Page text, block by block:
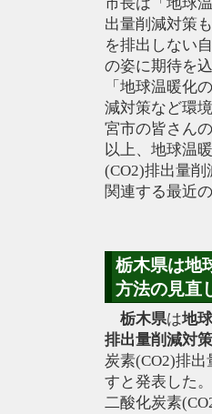
出量削減対策
を排出しない
の姿に期待を
「地球温暖化
減対策など環
宮市の皆さん
以上、地球温
(CO2)排出量
関連する最近
栃木県は地
方法の見直
栃木県は地
排出量削減対策
炭素(CO2)排
すと発表した
二酸化炭素